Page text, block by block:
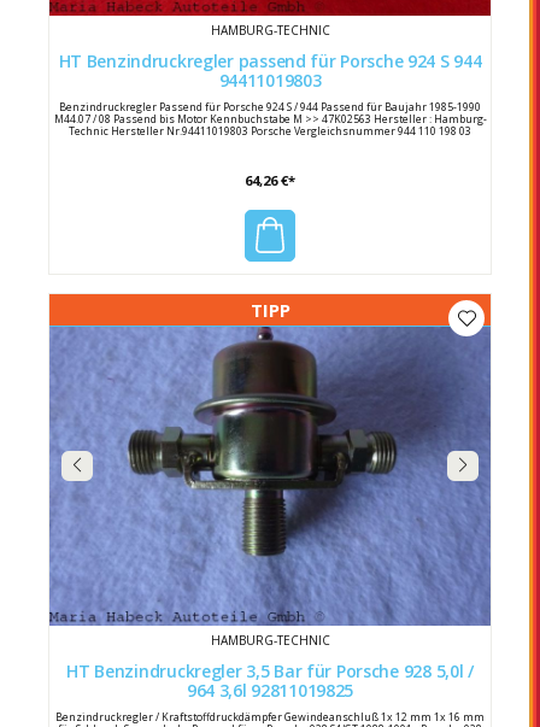
HAMBURG-TECHNIC
HT Benzindruckregler passend für Porsche 924 S 944
94411019803
Benzindruckregler Passend für Porsche 924 S / 944 Passend für Baujahr 1985-1990
M44.07 / 08 Passend bis Motor Kennbuchstabe M >> 47K02563 Hersteller : Hamburg-
Technic Hersteller Nr.94411019803 Porsche Vergleichsnummer 944 110 198 03
64,26 €*
TIPP
HAMBURG-TECHNIC
HT Benzindruckregler 3,5 Bar für Porsche 928 5,0l /
964 3,6l 92811019825
Benzindruckregler / Kraftstoffdruckdämpfer Gewindeanschluß 1x 12 mm 1x 16 mm